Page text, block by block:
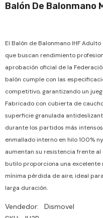
Balón De Balonmano
El Balón de Balonmano IHF
que buscan rendimiento
aprobación oficial de la
balón cumple con las
competitivo, garantizando un
Fabricado con cubierta de
superficie granulada
durante los partidos más
enmallado interno en hilo 100%
aumentan su resistencia frente
butilo proporciona una
mínima pérdida de aire, ideal
larga duración.
Vendedor:
Dismovel